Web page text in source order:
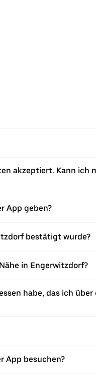
akzeptiert. Kann ich
App geben?
bestätigt wurde?
in Engerwitzdorf?
habe, das ich
App besuchen?